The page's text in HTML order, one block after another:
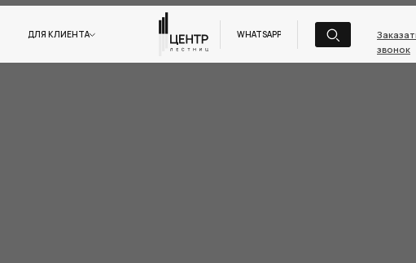
звонок
ДЛЯ КЛИЕНТА WHATSAPP